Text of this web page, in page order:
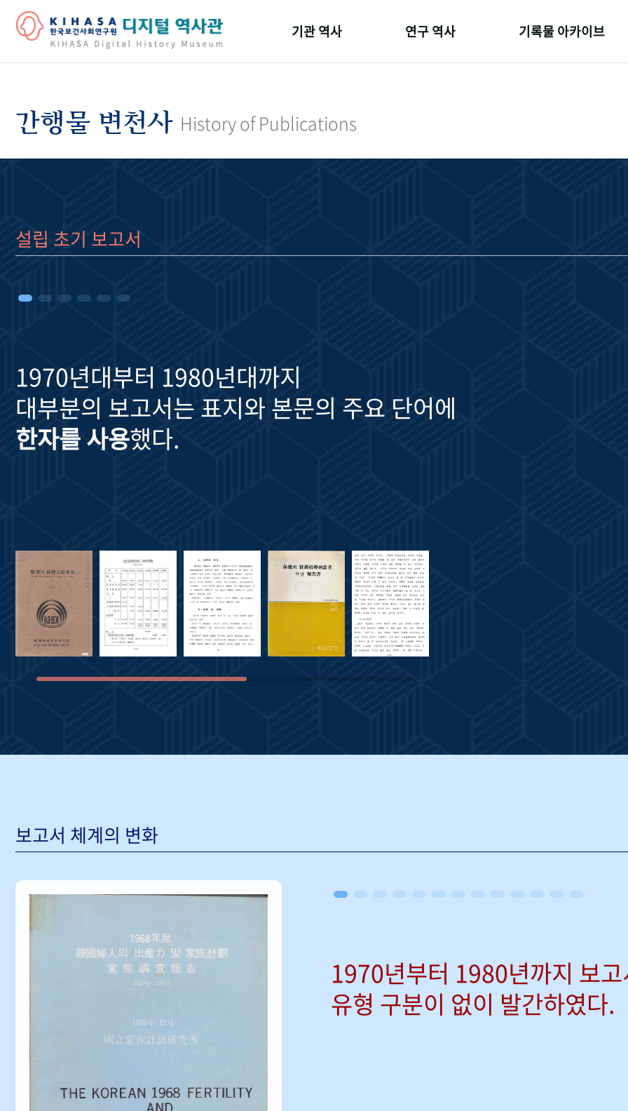
기관 역사
기관 변천사
연구 역사 기록물 아카이브
간행물 변천사 History of Publications
설립 초기 보고서
1970년대부터 1980년대까지
대부분의 보고서는 표지와 본문의 주요 단어에
한자를 사용했다.
보고서 체계의 변화
1970년부터 1980년까지 보
유형 구분이 없이 발간하였다.